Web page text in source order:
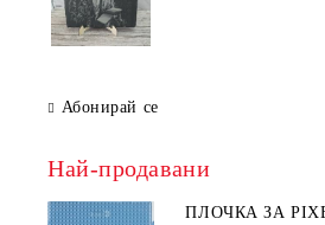
Абонирай се
Най-продавани
ПЛОЧКА ЗА